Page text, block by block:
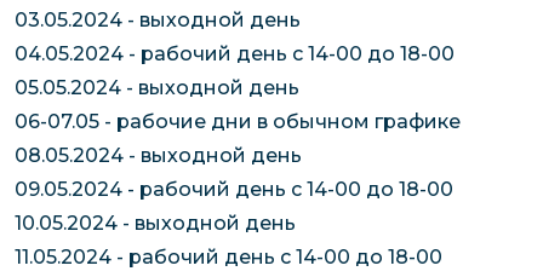
03.05.2024 - выходной день
04.05.2024 - рабочий день с 14-00 до 18-00
05.05.2024 - выходной день
06-07.05 - рабочие дни в обычном графике
08.05.2024 - выходной день
09.05.2024 - рабочий день с 14-00 до 18-00
10.05.2024 - выходной день
11.05.2024 - рабочий день с 14-00 до 18-00